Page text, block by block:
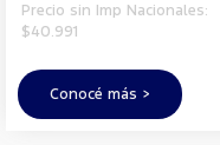
Precio sin Imp Nacionales:
$40.991
Conocé más >